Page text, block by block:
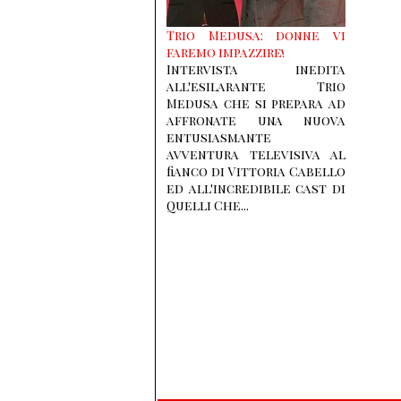
Trio Medusa: donne vi
faremo impazzire!
Intervista inedita
all'esilarante Trio
Medusa che si prepara ad
affronate una nuova
entusiasmante
avventura televisiva al
fianco di Vittoria Cabello
ed all'incredibile cast di
Quelli Che...